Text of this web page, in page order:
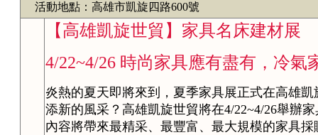
活動地點：高雄市凱旋四路600號
【高雄凱旋世貿】家具名床建材展
4/22~4/26 時尚家具應有盡有，冷氣
炎熱的夏天即將來到，夏季家具展正式在高雄
添新的風采？高雄凱旋世貿將在4/22~4/26舉辦
內容將帶來最精采、最豐富、最大規模的家具